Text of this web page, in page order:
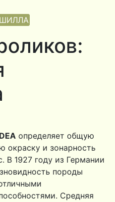
опреде­ляет общую
окраску и зонарность
В 1927 году из Германии
породы
Средняя